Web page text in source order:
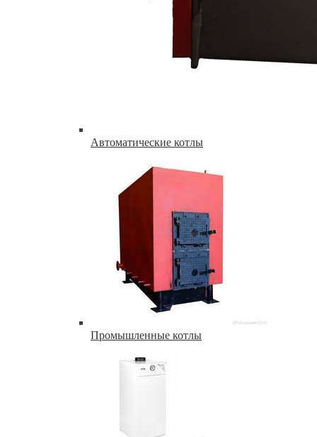
Автоматические котлы
Промышленные котлы